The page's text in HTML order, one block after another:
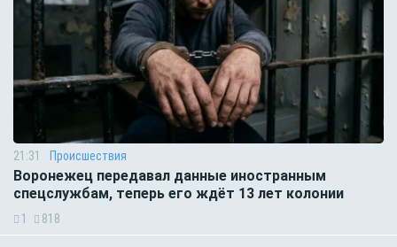
21:31 Происшествия
Воронежец передавал данные иностранным
спецслужбам, теперь его ждёт 13 лет колонии
1 818